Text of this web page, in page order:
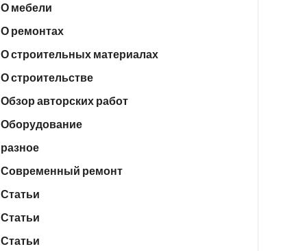
О мебели
О ремонтах
О строительных материалах
О строительстве
Обзор авторских работ
Оборудование
разное
Современный ремонт
Статьи
Статьи
Статьи